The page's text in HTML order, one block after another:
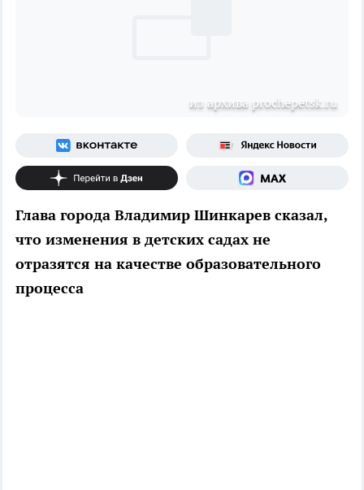
из архива prochepetsk.ru
Глава города Владимир Шинкарев сказал,
что изменения в детских садах не
отразятся на качестве образовательного
процесса